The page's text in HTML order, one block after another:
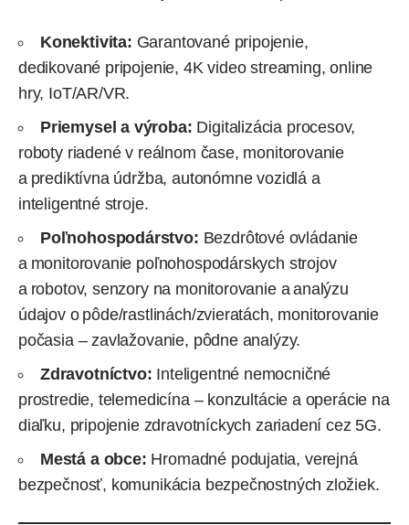
Konektivita: Garantované pripojenie,
dedikované pripojenie, 4K video streaming, online
hry, IoT/AR/VR.
Priemysel a výroba: Digitalizácia procesov,
roboty riadené v reálnom čase, monitorovanie
a prediktívna údržba, autonómne vozidlá a
inteligentné stroje.
Poľnohospodárstvo: Bezdrôtové ovládanie
a monitorovanie poľnohospodárskych strojov
a robotov, senzory na monitorovanie a analýzu
údajov o pôde/rastlinách/zvieratách, monitorovanie
počasia – zavlažovanie, pôdne analýzy.
Zdravotníctvo: Inteligentné nemocničné
prostredie, telemedicína – konzultácie a operácie na
diaľku, pripojenie zdravotníckych zariadení cez 5G.
Mestá a obce: Hromadné podujatia, verejná
bezpečnosť, komunikácia bezpečnostných zložiek.